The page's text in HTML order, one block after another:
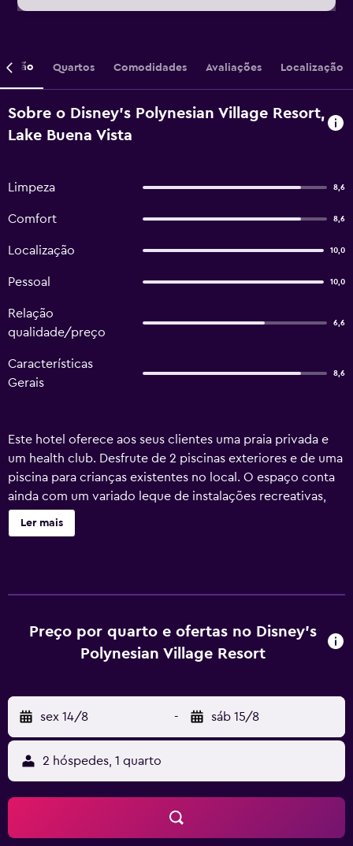
Quartos Comodidades Avaliações Localização
Sobre o Disney's Polynesian Village Resort,
Lake Buena Vista
Limpeza 8,6
Comfort 8,6
Localização 10,0
Pessoal 10,0
Relação
qualidade/preço
6,6
Características
Gerais
8,6
Este hotel oferece aos seus clientes uma praia privada e
um health club. Desfrute de 2 piscinas exteriores e de uma
piscina para crianças existentes no local. O espaço conta
ainda com um variado leque de instalações recreativas,
incluindo uma banheira de hidromassagem e uma sala de
fitness. As atividades recreativas listadas abaixo estão
Ler mais
Preço por quarto e ofertas no Disney's
Polynesian Village Resort
sex 14/8 - sáb 15/8
2 hóspedes, 1 quarto